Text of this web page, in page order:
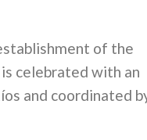
of the
celebrated with an
and coordinated